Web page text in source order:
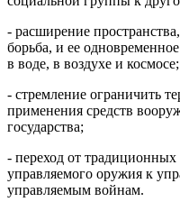
- расширение
борьба, и ее
в воде, в воздухе и космосе;
- стремление ограничить
применения средств
государства;
- переход от
управляемого оружия к
управляемым войнам.